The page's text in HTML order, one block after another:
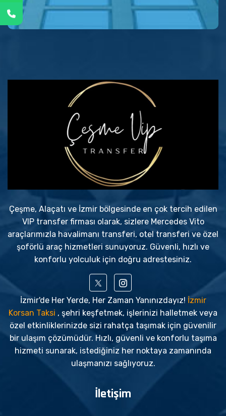
Çeşme, Alaçatı ve İzmir bölgesinde en çok tercih edilen
VIP transfer firması olarak, sizlere Mercedes Vito
araçlarımızla havalimanı transferi, otel transferi ve özel
şoförlü araç hizmetleri sunuyoruz. Güvenli, hızlı ve
konforlu yolculuk için doğru adrestesiniz.
İzmir'de Her Yerde, Her Zaman Yanınızdayız! İzmir
Korsan Taksi , şehri keşfetmek, işlerinizi halletmek veya
özel etkinliklerinizde sizi rahatça taşımak için güvenilir
bir ulaşım çözümüdür. Hızlı, güvenli ve konforlu taşıma
hizmeti sunarak, istediğiniz her noktaya zamanında
ulaşmanızı sağlıyoruz.
İletişim